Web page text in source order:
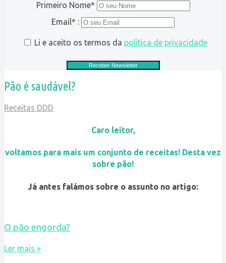
Primeiro Nome*
Email* :
Li e aceito os termos da política de privacidade
Pão é saudável?
Receitas DDD
Caro leitor,
voltamos para mais um conjunto de receitas! Desta vez
sobre pão!
Já antes falámos sobre o assunto no artigo:
O pão engorda?
Ler mais »